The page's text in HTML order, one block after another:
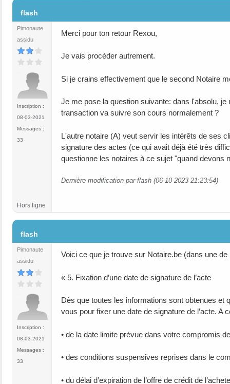
flash
Pimonaute
assidu
Inscription :
08-03-2021
Messages :
33
Merci pour ton retour Rexou,
Je vais procéder autrement.
Si je crains effectivement que le second Notaire
Je me pose la question suivante: dans l'absolu,
transaction va suivre son cours normalement ?
L'autre notaire (A) veut servir les intérêts de ses
signature des actes (ce qui avait déjà été très
questionne les notaires à ce sujet "quand devons
Dernière modification par flash (06-10-2023 21:23:54)
Hors ligne
flash
Pimonaute
assidu
Inscription :
08-03-2021
Messages :
33
Voici ce que je trouve sur Notaire.be (dans une
« 5. Fixation d’une date de signature de l’acte
Dès que toutes les informations sont obtenues et
vous pour fixer une date de signature de l’acte. A
• de la date limite prévue dans votre compromis
• des conditions suspensives reprises dans le
• du délai d’expiration de l’offre de crédit de